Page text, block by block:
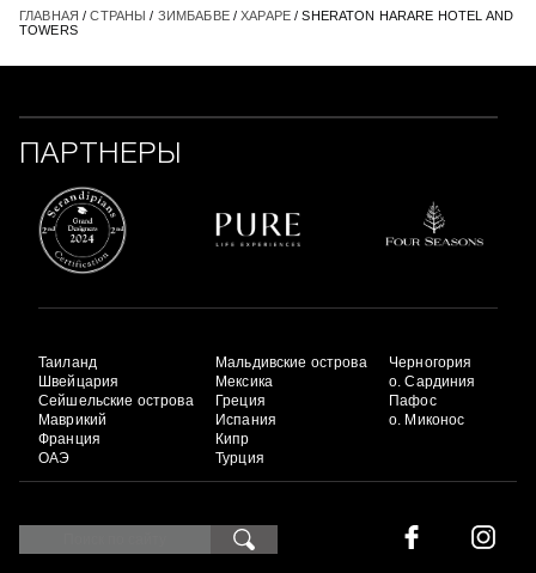
ГЛАВНАЯ /СТРАНЫ / ЗИМБАБВЕ/ХАРАРЕ / SHERATON HARARE HOTEL AND
TOWERS
ПАРТНЕРЫ
Таиланд
Швейцария
Сейшельские острова
Маврикий
Франция
ОАЭ
Мальдивские острова
Мексика
Греция
Испания
Кипр
Турция
Черногория
о. Сардиния
Пафос
о. Миконос